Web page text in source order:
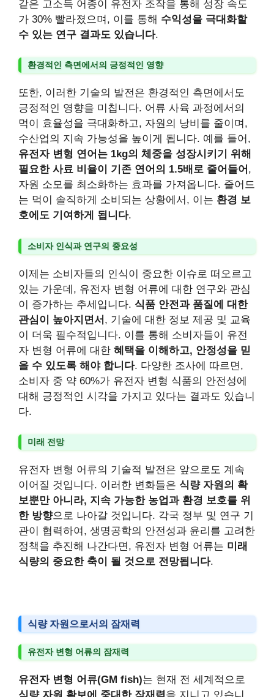
같은 고소득 어종이 유전자 조작을 통해 성장 속도
가 30% 빨라졌으며, 이를 통해 수익성을 극대화할
수 있는 연구 결과도 있습니다.
환경적인 측면에서의 긍정적인 영향
또한, 이러한 기술의 발전은 환경적인 측면에서도
긍정적인 영향을 미칩니다. 어류 사육 과정에서의
먹이 효율성을 극대화하고, 자원의 낭비를 줄이며,
수산업의 지속 가능성을 높이게 됩니다. 예를 들어,
유전자 변형 연어는 1kg의 체중을 성장시키기 위해
필요한 사료 비율이 기존 연어의 1.5배로 줄어들어 ,
자원 소모를 최소화하는 효과를 가져옵니다. 줄어드
는 먹이 솔직하게 소비되는 상황에서, 이는 환경 보
호에도 기여하게 됩니다.
소비자 인식과 연구의 중요성
이제는 소비자들의 인식이 중요한 이슈로 떠오르고
있는 가운데, 유전자 변형 어류에 대한 연구와 관심
이 증가하는 추세입니다. 식품 안전과 품질에 대한
관심이 높아지면서 , 기술에 대한 정보 제공 및 교육
이 더욱 필수적입니다. 이를 통해 소비자들이 유전
자 변형 어류에 대한 혜택을 이해하고, 안정성을 믿
을 수 있도록 해야 합니다. 다양한 조사에 따르면,
소비자 중 약 60%가 유전자 변형 식품의 안전성에
대해 긍정적인 시각을 가지고 있다는 결과도 있습니
다.
미래 전망
유전자 변형 어류의 기술적 발전은 앞으로도 계속
이어질 것입니다. 이러한 변화들은 식량 자원의 확
보뿐만 아니라, 지속 가능한 농업과 환경 보호를 위
한 방향으로 나아갈 것입니다. 각국 정부 및 연구 기
관이 협력하여, 생명공학의 안전성과 윤리를 고려한
정책을 추진해 나간다면, 유전자 변형 어류는 미래
식량의 중요한 축이 될 것으로 전망됩니다.
식량 자원으로서의 잠재력
유전자 변형 어류의 잠재력
유전자 변형 어류(GM fish)는 현재 전 세계적으로